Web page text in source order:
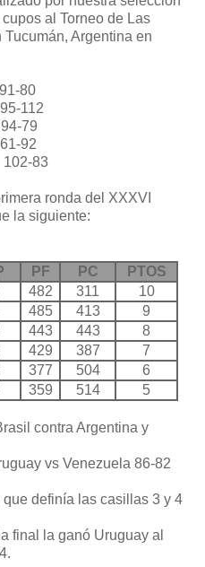
al Torneo de Las
Argentina en
80
112
79
92
83
ronda del XXXVI
la siguiente:
PF PC
PTOS
482 311
10
485 413
9
443 443
8
429 387
7
377 504
6
359 514 5
contra Argentina y
vs Venezuela 86-82
definía las casillas 3 y 4
final la ganó Uruguay al